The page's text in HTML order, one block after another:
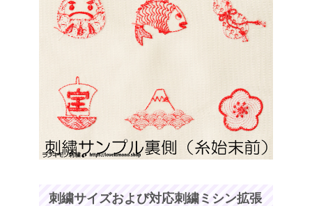
刺繍サイズおよび対応刺繍ミシン拡張